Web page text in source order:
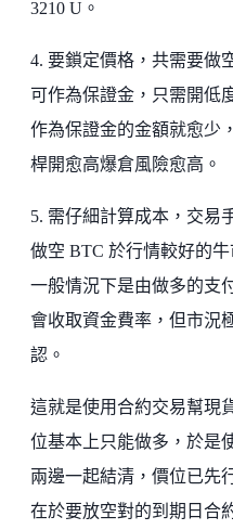
3210 U。
4. 要鎖定價格，共需要做
可作為保證金，只需開低
作為保證金的金額就愈少
桿開愈高爆倉風險愈高。
5. 需仔細計算成本，交易
做空 BTC 於行情較好的
一般情況下是由做多的支
會收取資金費率，但市況
認。
這就是使用合約交易幫現
位基本上只能做多，於是
兩邊一起結清，價位已先
在於要放空對的到期日合